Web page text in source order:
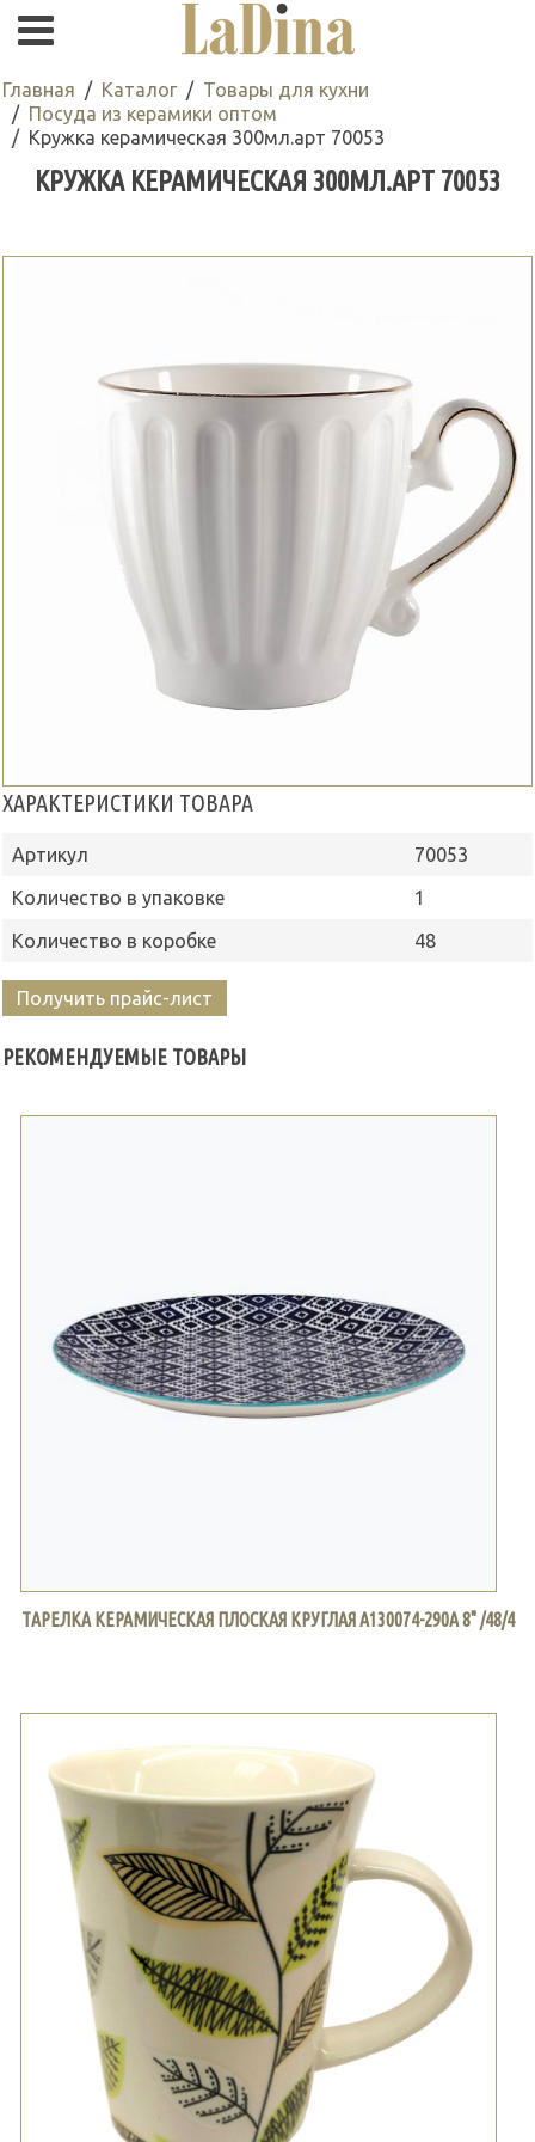
Главная Каталог
Товары для кухни
Посуда из керамики оптом
Кружка керамическая 300мл.арт 70053
КРУЖКА КЕРАМИЧЕСКАЯ 300МЛ.АРТ 70053
ХАРАКТЕРИСТИКИ ТОВАРА
Артикул
70053
Количество в упаковке
1
Количество в коробке
48
Получить прайс-лист
РЕКОМЕНДУЕМЫЕ ТОВАРЫ
ТАРЕЛКА КЕРАМИЧЕСКАЯ ПЛОСКАЯ КРУГЛАЯ A130074-290A 8" /48/4